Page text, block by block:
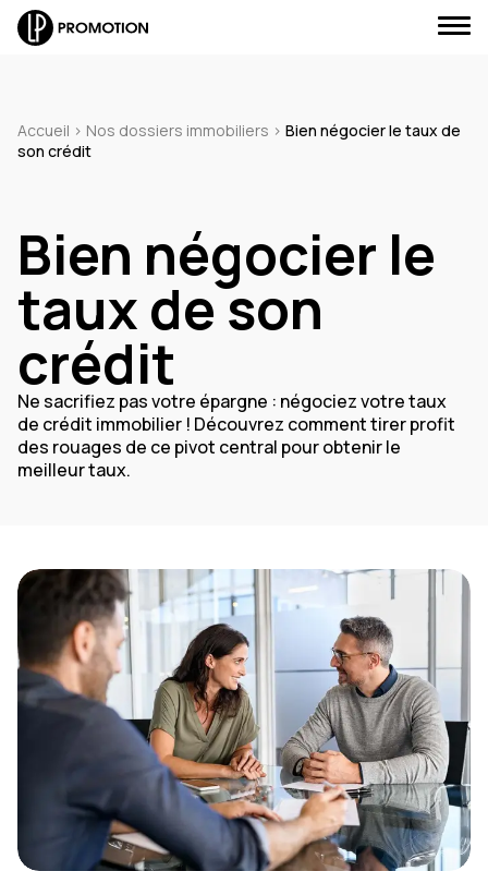
Accueil > Nos dossiers immobiliers > Bien négocier le taux de
son crédit
Bien négocier le
taux de son
crédit
Ne sacrifiez pas votre épargne : négociez votre taux
de crédit immobilier ! Découvrez comment tirer profit
des rouages de ce pivot central pour obtenir le
meilleur taux.
J'appelle un conseiller
Je suis rappelé(e)
Je prends RDV